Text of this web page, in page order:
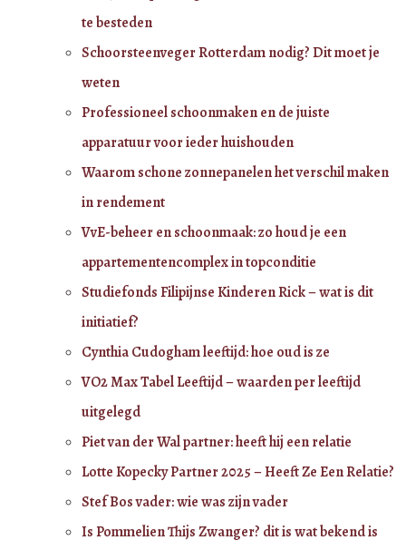
te besteden
Schoorsteenveger Rotterdam nodig? Dit moet je
weten
Professioneel schoonmaken en de juiste
apparatuur voor ieder huishouden
Waarom schone zonnepanelen het verschil maken
in rendement
VvE-beheer en schoonmaak: zo houd je een
appartementencomplex in topconditie
Studiefonds Filipijnse Kinderen Rick – wat is dit
initiatief?
Cynthia Cudogham leeftijd: hoe oud is ze
VO2 Max Tabel Leeftijd – waarden per leeftijd
uitgelegd
Piet van der Wal partner: heeft hij een relatie
Lotte Kopecky Partner 2025 – Heeft Ze Een Relatie?
Stef Bos vader: wie was zijn vader
Is Pommelien Thijs Zwanger? dit is wat bekend is